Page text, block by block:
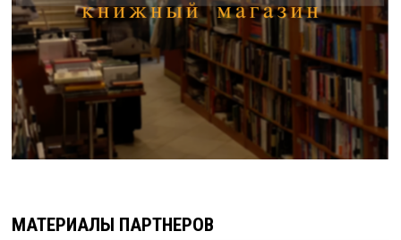
МАТЕРИАЛЫ ПАРТНЕРОВ